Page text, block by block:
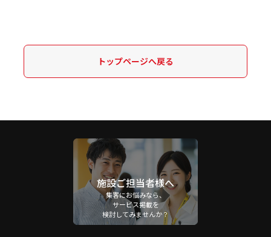
トップページへ戻る
施設ご担当者様へ
集客にお悩みなら、
サービス掲載を
検討してみませんか？